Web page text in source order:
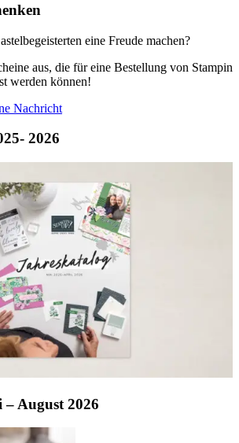
eine Freude machen?
aus, die für eine Bestellung von Stampin
werden können!
Nachricht
2026
August 2026